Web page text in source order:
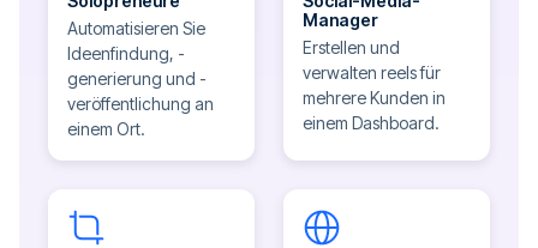
Automatisieren Sie
Ideenfindung, -
generierung und -
veröffentlichung an
einem Ort.
Manager
Erstellen und
verwalten reels für
mehrere Kunden in
einem Dashboard.